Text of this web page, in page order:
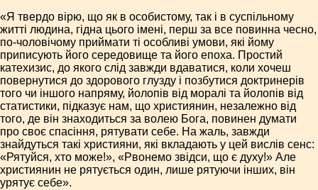
«Я твердо вірю, що як в особистому, так і в суспільному
житті людина, гідна цього імені, перш за все повинна чесно,
по-чоловічому приймати ті особливі умови, які йому
приписують його середовище та його епоха. Простий
катехизис, до якого слід завжди вдаватися, коли хочеш
повернутися до здорового глузду і позбутися доктринерів
того чи іншого напряму, йолопів від моралі та йолопів від
статистики, підказує нам, що християнин, незалежно від
того, де він знаходиться за волею Бога, повинен думати
про своє спасіння, рятувати себе. На жаль, завжди
знайдуться такі християни, які вкладають у цей вислів сенс:
«Рятуйся, хто може!», «Рвонемо звідси, що є духу!» Але
християнин не рятується один, лише рятуючи інших, він
урятує себе».